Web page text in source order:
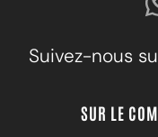
Suivez-nous
SUR LE